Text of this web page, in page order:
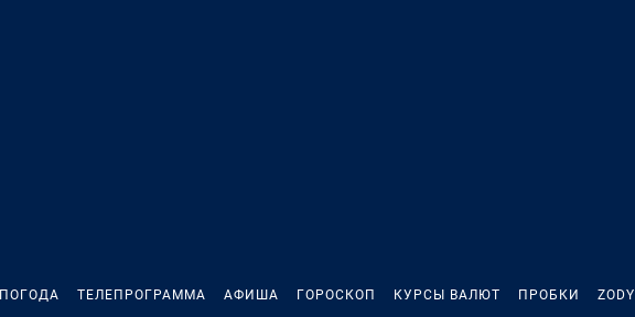
ПОГОДА ТЕЛЕПРОГРАММА АФИША ГОРОСКОП КУРСЫ ВАЛЮТ ПРОБКИ ZODY